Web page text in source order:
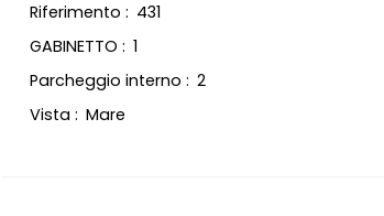
Riferimento : 431
GABINETTO : 1
Parcheggio interno : 2
Vista : Mare